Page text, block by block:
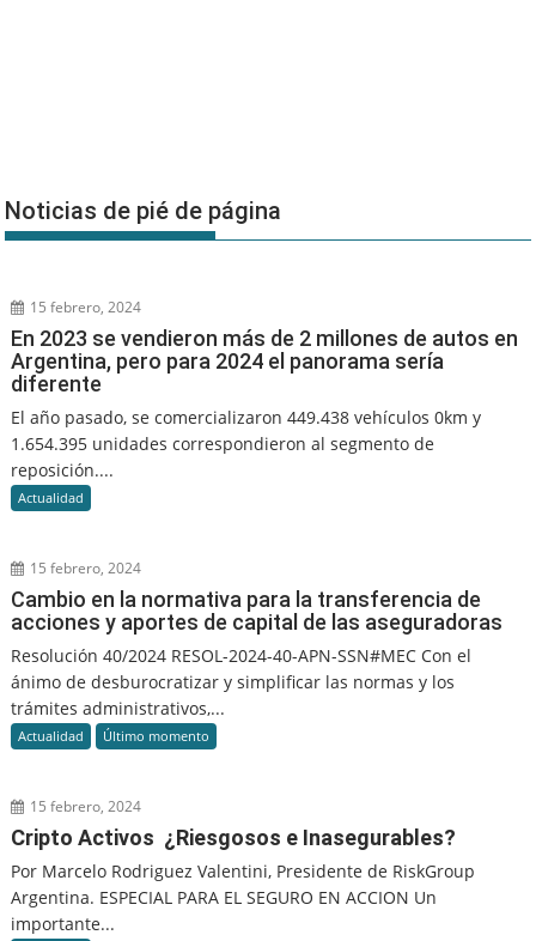
Noticias de pié de página
15 febrero, 2024
En 2023 se vendieron más de 2 millones de autos en
Argentina, pero para 2024 el panorama sería
diferente
El año pasado, se comercializaron 449.438 vehículos 0km y
1.654.395 unidades correspondieron al segmento de
reposición....
Actualidad
15 febrero, 2024
Cambio en la normativa para la transferencia de
acciones y aportes de capital de las aseguradoras
Resolución 40/2024 RESOL-2024-40-APN-SSN#MEC Con el
ánimo de desburocratizar y simplificar las normas y los
trámites administrativos,...
Actualidad Último momento
15 febrero, 2024
Cripto Activos ¿Riesgosos e Inasegurables?
Por Marcelo Rodriguez Valentini, Presidente de RiskGroup
Argentina. ESPECIAL PARA EL SEGURO EN ACCION Un
importante...